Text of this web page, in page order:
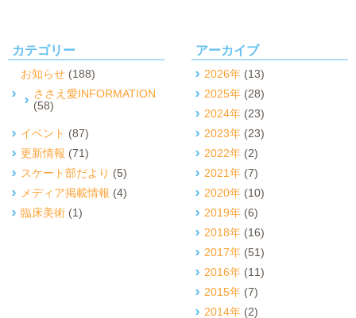
カテゴリー
お知らせ (188)
ささえ愛INFORMATION
(58)
イベント (87)
更新情報 (71)
スケート部だより (5)
メディア掲載情報 (4)
臨床美術 (1)
アーカイブ
2026年 (13)
2025年 (28)
2024年 (23)
2023年 (23)
2022年 (2)
2021年 (7)
2020年 (10)
2019年 (6)
2018年 (16)
2017年 (51)
2016年 (11)
2015年 (7)
2014年 (2)